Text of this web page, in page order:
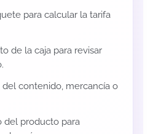
para calcular la tarifa
de la caja para revisar
del contenido, mercancía o
del producto para